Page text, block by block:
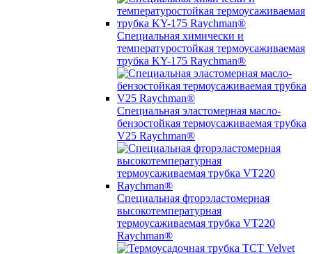
Специальная химически и
температуростойкая термоусаживаемая
трубка KY-175 Raychman®
Специальная эластомерная масло-
бензостойкая термоусаживаемая трубка
V25 Raychman®
Специальная фторэластомерная
высокотемпературная
термоусаживаемая трубка VT220
Raychman®